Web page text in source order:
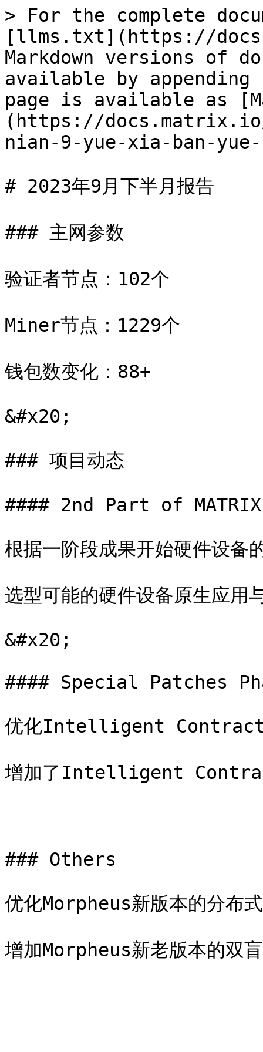
> For the complete
[llms.txt](https://
Markdown versions of
available by
page is available as
(https://
nian-9-yue-xia-ban-yue-
# 2023年9月下半月报告
### 主网参数
验证者节点：102个
Miner节点：1229个
钱包数变化：88+
&#x20;
### 项目动态
#### 2nd Part of
根据一阶段成果开始硬件设备
选型可能的硬件设备原生应用
&#x20;
#### Special Patches
优化Intelligent Contract的
增加了Intelligent Contract
### Others
优化Morpheus新版本的分布